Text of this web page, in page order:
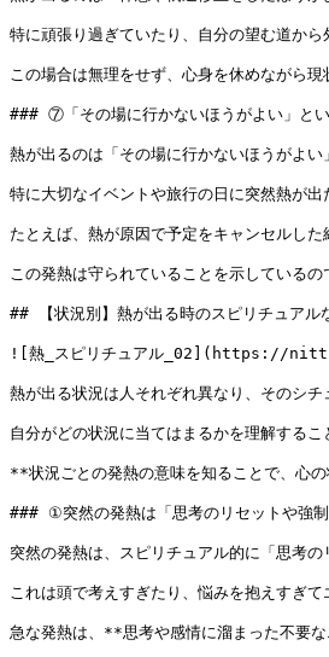
特に頑張り過ぎていたり、自分の望む道か
この場合は無理をせず、心身を休めながら
### ⑦「その場に行かないほうがよい」と
熱が出るのは「その場に行かないほうがよ
特に大切なイベントや旅行の日に突然熱が
たとえば、熱が原因で予定をキャンセルし
この発熱は守られていることを示している
## 【状況別】熱が出る時のスピリチュアル
![熱_スピリチュアル_02](https://
熱が出る状況は人それぞれ異なり、そのシ
自分がどの状況に当てはまるかを理解する
**状況ごとの発熱の意味を知ることで、心
### ①突然の発熱は「思考のリセットや強制
突然の発熱は、スピリチュアル的に「思考
これは頭で考えすぎたり、悩みを抱えすぎ
急な発熱は、**思考や感情に溜まった不要